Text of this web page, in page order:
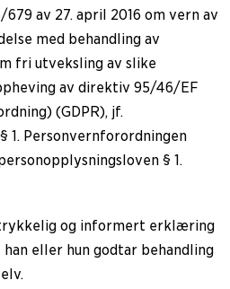
av 27. april 2016 om vern av
med behandling av
fri utveksling av slike
av direktiv 95/46/EF
(GDPR), jf.
1. Personvernforordningen
§ 1.
og informert erklæring
eller hun godtar behandling